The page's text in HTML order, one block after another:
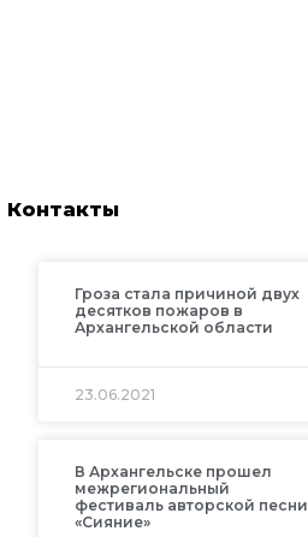
Контакты
Гроза стала причиной двух
десятков пожаров в
Архангельской области
23.06.2021
В Архангельске прошел
межрегиональный
фестиваль авторской песни
«Сияние»